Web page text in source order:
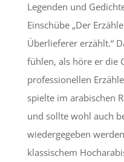
Legenden und
Einschübe „Der
Überlieferer erzählt.“
fühlen, als höre er die
professionellen
spielte im arabischen
und sollte wohl auch
wiedergegeben
klassischem